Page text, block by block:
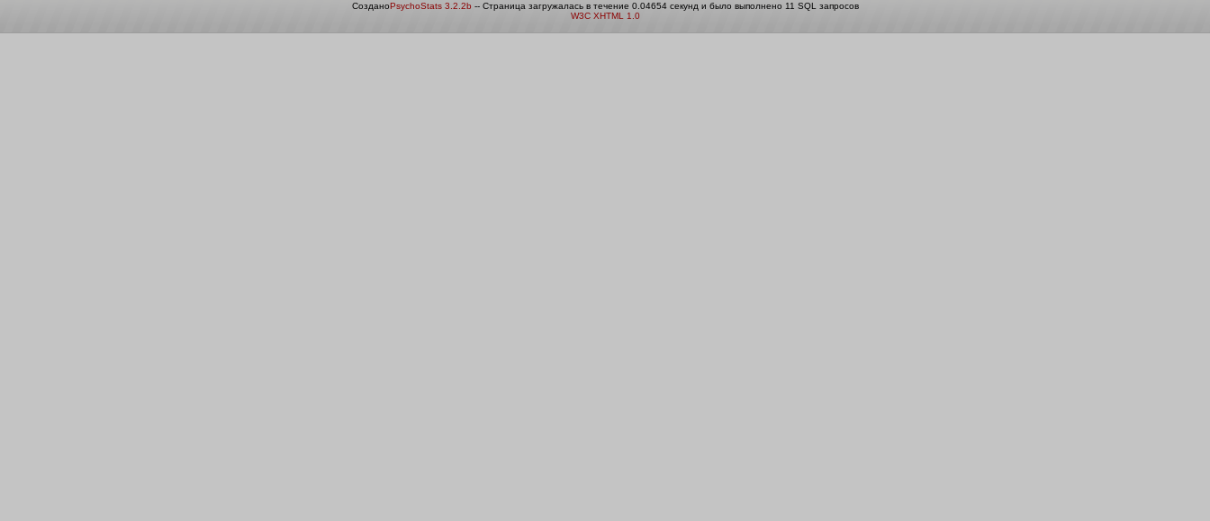
СозданоPsychoStats 3.2.2b -- Страница загружалась в течение 0.04654 секунд и было выполнено 11 SQL запросов
W3C XHTML 1.0